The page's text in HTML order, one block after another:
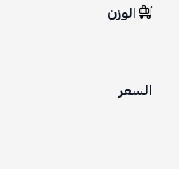
الوزن
السعر